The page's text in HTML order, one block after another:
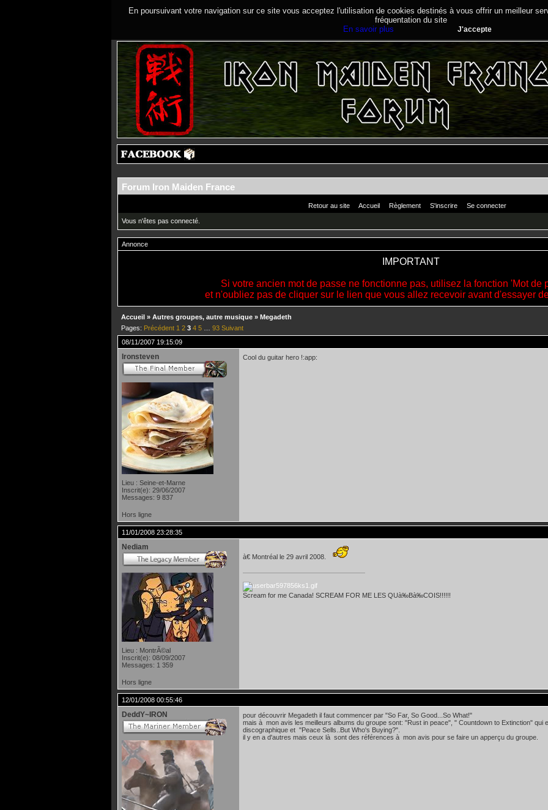
En poursuivant votre navigation sur ce site vous acceptez l'utilisation de cookies destinés à vous offrir un meilleur
fréquentation du site
En savoir plus
J'accepte
Forum Iron Maiden France
Retour au site Accueil Règlement S'inscrire Se connecter
Vous n'êtes pas connecté.
Annonce
IMPORTANT
Si votre ancien mot de passe ne fonctionne pas, utilisez la fonction 'Mot de
et n'oubliez pas de cliquer sur le lien que vous allez recevoir avant d'essayer
Accueil » Autres groupes, autre musique » Megadeth
Pages: Précédent 1 2 3 4 5 93 Suivant
08/11/2007 19:15:09
Ironsteven
Lieu : Seine-et-Marne
Inscrit(e): 29/06/2007
Messages: 9 837
Cool du guitar hero !:app:
Hors ligne
11/01/2008 23:28:35
Nediam
Lieu : MontrÃ©al
Inscrit(e): 08/09/2007
Messages: 1 359
à€ Montréal le 29 avril 2008.
Scream for me Canada! SCREAM FOR ME LES QUà‰Bà‰COIS!!!!!!
Hors ligne
12/01/2008 00:55:46
DeddY~IRON
pour découvrir Megadeth il faut commencer par "So Far, So Good...So What!"
mais à mon avis les meilleurs albums du groupe sont: "Rust in peace", " Countdown to Extinction" qui
discographique et "Peace Sells..But Who's Buying?".
il y en a d'autres mais ceux là sont des références à mon avis pour se faire un apperçu du groupe.